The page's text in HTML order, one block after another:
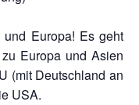
Europa! Es geht
Europa und Asien
(mit Deutschland an
USA.